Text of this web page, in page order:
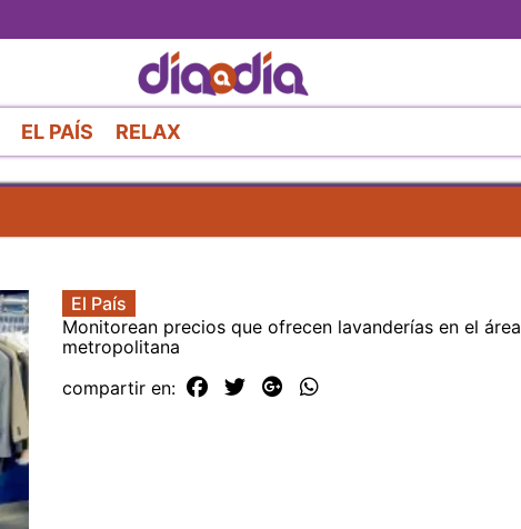
al
contenido
principal
EL PAÍS RELAX
El País
Monitorean precios que ofrecen lavanderías en el área
metropolitana
compartir en: